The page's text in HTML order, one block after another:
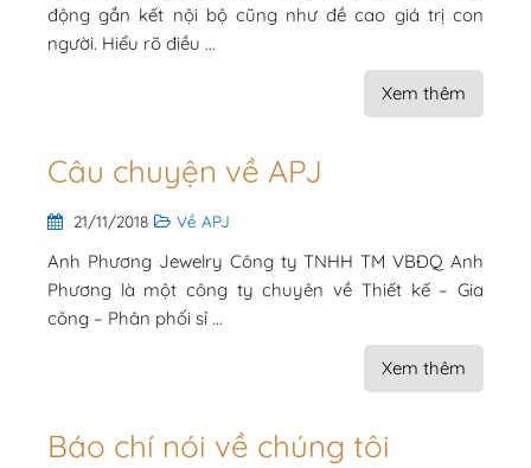
động gắn kết nội bộ cũng như đề cao giá trị con
người. Hiểu rõ điều ...
Xem thêm
Câu chuyện về APJ
21/11/2018 Về APJ
Anh Phương Jewelry Công ty TNHH TM VBĐQ Anh
Phương là một công ty chuyên về Thiết kế – Gia
công – Phân phối sỉ ...
Xem thêm
Báo chí nói về chúng tôi